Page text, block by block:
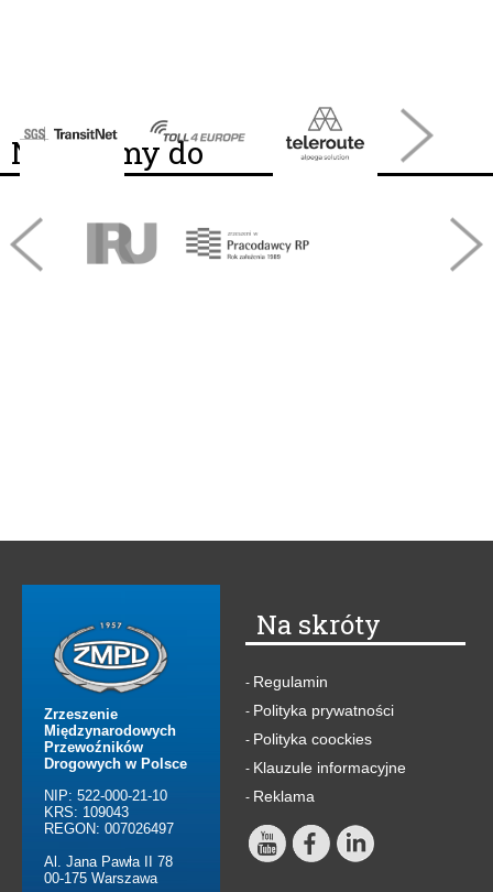
Należymy do
Zrzeszenie
Międzynarodowych
Przewoźników
Drogowych w Polsce
NIP: 522-000-21-10
KRS: 109043
REGON: 007026497
Al. Jana Pawła II 78
00-175 Warszawa
Na skróty
- Regulamin
- Polityka prywatności
- Polityka coockies
- Klauzule informacyjne
- Reklama